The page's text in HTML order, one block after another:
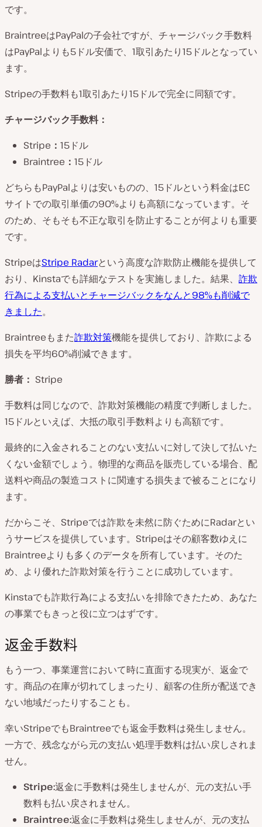
です。
BraintreeはPayPalの子会社ですが、チャージバック手数料
はPayPalよりも5ドル安価で、1取引あたり15ドルとなってい
ます。
Stripeの手数料も1取引あたり15ドルで完全に同額です。
チャージバック手数料：
Stripe ： 15ドル
Braintree ： 15ドル
どちらもPayPalよりは安いものの、15ドルという料金はEC
サイトでの取引単価の90%よりも高額になっています。そ
のため、そもそも不正な取引を防止することが何よりも重要
です。
StripeはStripe Radarという高度な詐欺防止機能を提供して
おり、Kinstaでも詳細なテストを実施しました。結果、 詐欺
行為による支払いとチャージバックをなんと98%も削減で
きました。
Braintreeもまた詐欺対策機能を提供しており、詐欺による
損失を平均60%削減できます。
勝者： Stripe
手数料は同じなので、詐欺対策機能の精度で判断しました。
15ドルといえば、大抵の取引手数料よりも高額です。
最終的に入金されることのない支払いに対して決して払いた
くない金額でしょう。物理的な商品を販売している場合、配
送料や商品の製造コストに関連する損失まで被ることになり
ます。
だからこそ、Stripeでは詐欺を未然に防ぐためにRadarとい
うサービスを提供しています。Stripeはその顧客数ゆえに
Braintreeよりも多くのデータを所有しています。そのた
め、より優れた詐欺対策を行うことに成功しています。
Kinstaでも詐欺行為による支払いを排除できたため、あなた
の事業でもきっと役に立つはずです。
返金手数料
もう一つ、事業運営において時に直面する現実が、返金で
す。商品の在庫が切れてしまったり、顧客の住所が配送でき
ない地域だったりすることも。
幸いStripeでもBraintreeでも返金手数料は発生しません。
一方で、残念ながら元の支払い処理手数料は払い戻しされま
せん。
Stripe:返金に手数料は発生しませんが、元の支払い手
数料も払い戻されません。
Braintree:返金に手数料は発生しませんが、元の支払